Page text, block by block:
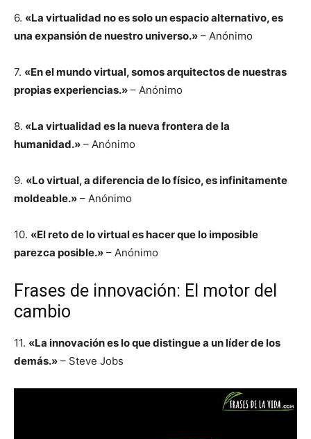
6. «La virtualidad no es solo un espacio alternativo, es
una expansión de nuestro universo.» – Anónimo
7. «En el mundo virtual, somos arquitectos de nuestras
propias experiencias.» – Anónimo
8. «La virtualidad es la nueva frontera de la
humanidad.» – Anónimo
9. «Lo virtual, a diferencia de lo físico, es infinitamente
moldeable.» – Anónimo
10. «El reto de lo virtual es hacer que lo imposible
parezca posible.» – Anónimo
Frases de innovación: El motor del
cambio
11. «La innovación es lo que distingue a un líder de los
demás.» – Steve Jobs